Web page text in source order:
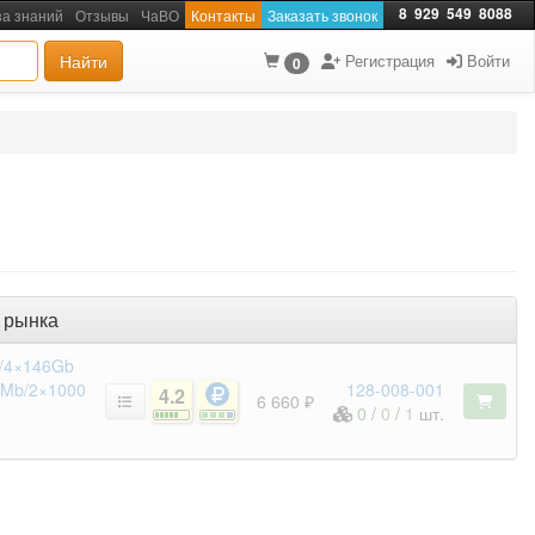
знаний Отзывы ЧаВО Контакты Заказать звонок 8 929 549 8088
Найти 0 Регистрация Войти
2×1000
4.2 6 660 ₽
128-008-001
0 / 0 / 1 шт.